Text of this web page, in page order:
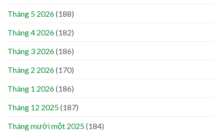
Tháng 5 2026(188)
Tháng 4 2026(182)
Tháng 3 2026(186)
Tháng 2 2026(170)
Tháng 1 2026(186)
Tháng 12 2025(187)
Tháng mười một 2025(184)